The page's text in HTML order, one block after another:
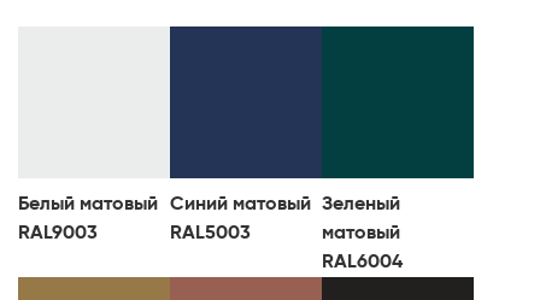
Белый матовый
RAL9003
Синий матовый
RAL5003
Зеленый
матовый
RAL6004
Телефон